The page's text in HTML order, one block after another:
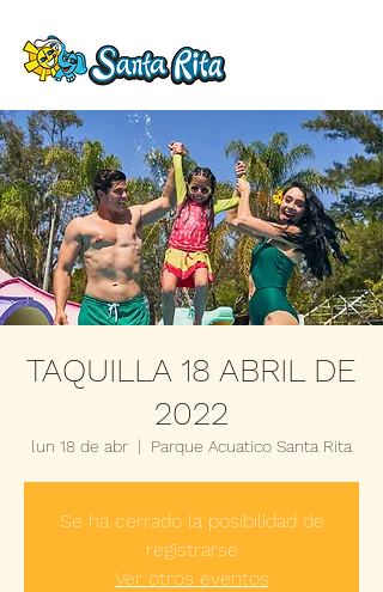
TAQUILLA 18 ABRIL DE
2022
lun 18 de abr
  |
Parque Acuatico Santa Rita
Se ha cerrado la posibilidad de
registrarse
Ver otros eventos